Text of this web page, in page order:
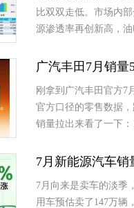
比双双走低。市场内
源渗透率再创新高，
广汽丰田7月销量
刚拿到广汽丰田官方7
官方口径的零售数据
销量拉出来看了一下
7月新能源汽车
7月向来是卖车的淡季
用车预估卖了147万辆